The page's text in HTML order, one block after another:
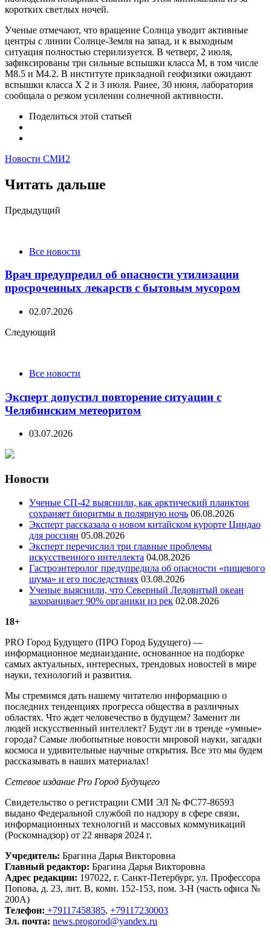
коротких светлых ночей.
Ученые отмечают, что вращение Солнца уводит активные
центры с линии Солнце-Земля на запад, и к выходным
ситуация полностью стерилизуется. В четверг, 2 июля,
зафиксированы три сильные вспышки класса М, в том числе
M8.5 и M4.2. В институте прикладной геофизики ожидают
вспышки класса Х 2 и 3 июля. Ранее, 30 июня, лаборатория
сообщала о резком усилении солнечной активности.
Поделиться этой статьей
Новости СМИ2
Читать дальше
Post
Предыдущий
Все новости
Врач предупредил об опасности утилизации
просроченных лекарств с бытовым мусором
02.07.2026
Следующий
Все новости
Эксперт допустил повторение ситуации с
Челябинским метеоритом
03.07.2026
Новости
Ученые СП-42 выяснили, как арктический планктон
сохраняет биоритмы в полярную ночь 06.08.2026
Эксперт рассказала о новом китайском курорте Циндао
для россиян 05.08.2026
Эксперт перечислил три главные проблемы
искусственного интеллекта 04.08.2026
Гастроэнтеролог предупредила об опасности «пищевого
шума» и его последствиях 03.08.2026
Ученые выяснили, что Северный Ледовитый океан
захоранивает 90% органики из рек 02.08.2026
18+
PRO Город Будущего (ПРО Город Будущего) —
информационное медиаиздание, основанное на подборке
самых актуальных, интересных, трендовых новостей в мире
науки, технологий и развития.
Мы стремимся дать нашему читателю информацию о
последних тенденциях прогресса общества в различных
областях. Что ждет человечество в будущем? Заменит ли
людей искусственный интеллект? Будут ли в тренде «умные»
города? Самые любопытные новости мировой науки, загадки
космоса и удивительные научные открытия. Все это мы будем
рассказывать в наших материалах!
Сетевое издание Рrо Город Будущего
Свидетельство о регистрации СМИ ЭЛ № ФС77-86593
выдано Федеральной службой по надзору в сфере связи,
информационных технологий и массовых коммуникаций
(Роскомнадзор) от 22 января 2024 г.
Учредитель: Брагина Дарья Викторовна
Главный редактор: Брагина Дарья Викторовна
Адрес редакции: 197022, г. Санкт-Петербург, ул. Профессора
Попова, д. 23, лит. В, комн. 152-153, пом. 3-Н (часть офиса №
200А)
Телефон: +79117458385, +79117230003
Эл. почта: news.progorod@yandex.ru